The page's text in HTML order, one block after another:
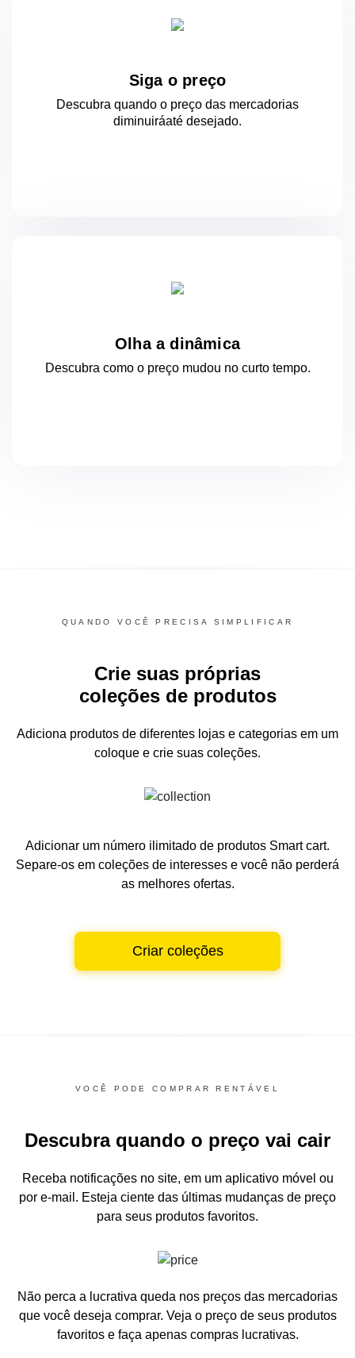
Siga o preço
Descubra quando o preço das mercadorias
diminuiráaté desejado.
Olha a dinâmica
Descubra como o preço mudou no curtotempo.
QUANDO VOCÊ PRECISA SIMPLIFICAR
Crie suas próprias
coleções de produtos
Adiciona produtos de diferentes lojas e categorias em um
coloque e crie suas coleções.
Adicionar um número ilimitado de produtos Smart cart.
Separe-os em coleções de interesses e você não perderá
as melhores ofertas.
Criar coleções
VOCÊ PODE COMPRAR RENTÁVEL
Descubra quando o preço vai cair
Receba notificações no site, em um aplicativo móvel ou
por e-mail. Esteja ciente das últimas mudanças de preço
para seus produtos favoritos.
Não perca a lucrativa queda nos preços das mercadorias
que você deseja comprar. Veja o preço de seus produtos
favoritos e faça apenas compras lucrativas.